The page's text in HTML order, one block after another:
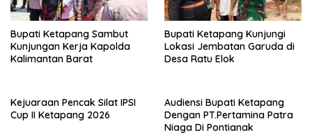
Bupati Ketapang Sambut
Kunjungan Kerja Kapolda
Kalimantan Barat
Bupati Ketapang Kunjungi
Lokasi Jembatan Garuda di
Desa Ratu Elok
Kejuaraan Pencak Silat IPSI
Cup II Ketapang 2026
Audiensi Bupati Ketapang
Dengan PT.Pertamina Patra
Niaga Di Pontianak